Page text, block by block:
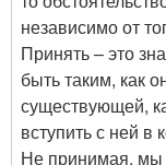
независимо от
Принять – это
быть таким, как
существующей,
вступить с ней в
Не принимая, мы